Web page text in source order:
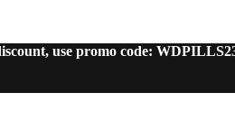
use promo code: